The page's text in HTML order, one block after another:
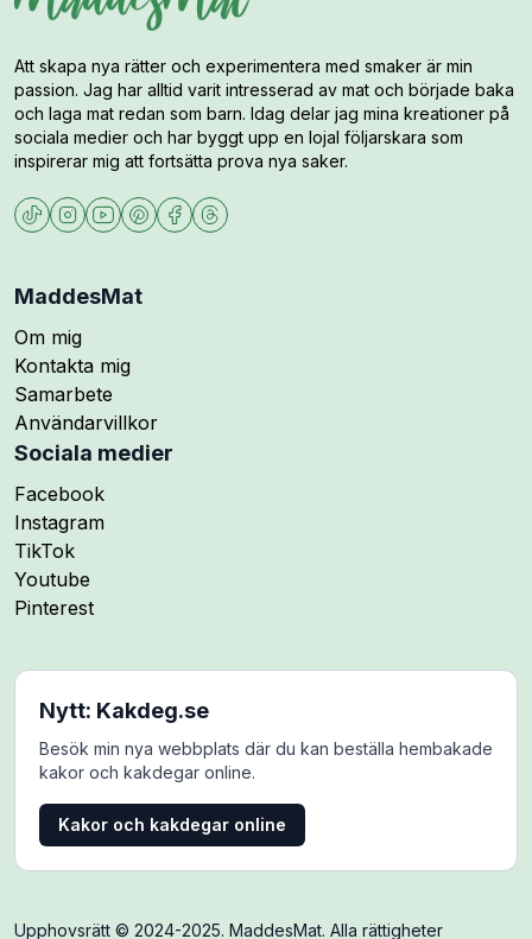
Att skapa nya rätter och experimentera med smaker är min
passion. Jag har alltid varit intresserad av mat och började baka
och laga mat redan som barn. Idag delar jag mina kreationer på
sociala medier och har byggt upp en lojal följarskara som
inspirerar mig att fortsätta prova nya saker.
MaddesMat
Om mig
Kontakta mig
Samarbete
Användarvillkor
Sociala medier
Följ mig på
Facebook
Följ mig på
Instagram
Följ mig på
TikTok
Följ mig på
Youtube
Följ mig på
Pinterest
Nytt: Kakdeg.se
Besök min nya webbplats där du kan beställa hembakade
kakor och kakdegar online.
Kakor och kakdegar online
Upphovsrätt © 2024-2025. MaddesMat. Alla rättigheter